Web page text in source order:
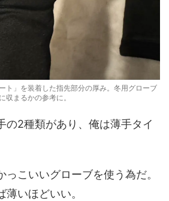
ト」を装着した指先部分の厚み。冬用グローブ
に収まるかの参考に。
の2種類があり、俺は薄手タイ
っこいいグローブを使う為だ。
いほどいい。